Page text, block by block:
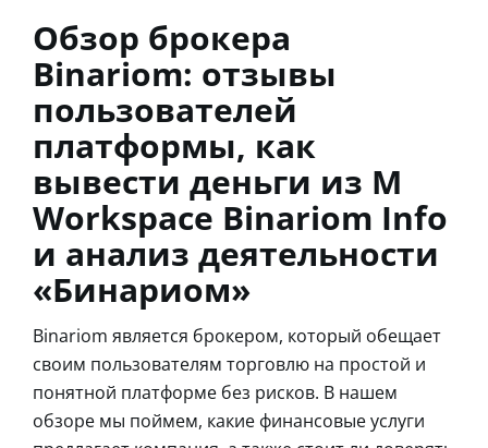
Обзор брокера
Binariom: отзывы
пользователей
платформы, как
вывести деньги из M
Workspace Binariom Info
и анализ деятельности
«Бинариом»
Binariom является брокером, который обещает
своим пользователям торговлю на простой и
понятной платформе без рисков. В нашем
обзоре мы поймем, какие финансовые услуги